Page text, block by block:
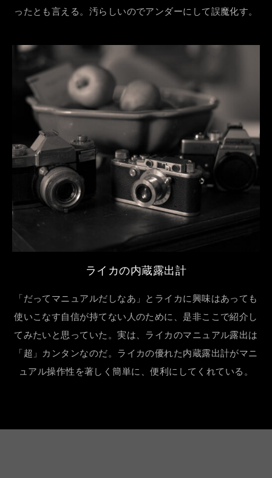
ったとも言える。汚らしいのでアンダーにして誤魔化す。
ライカの内蔵露出計
「だってマニュアルだしなあ」とライカに興味はあっても
使いこなす自信が持てない人のために、是非ここで紹介し
てみたいと思っていた。実は、ライカのマニュアル露出は
「超」カンタンなのだ。ライカの優れた内蔵露出計がマニ
ュアル操作性を著しく簡単に、便利にしてくれている。